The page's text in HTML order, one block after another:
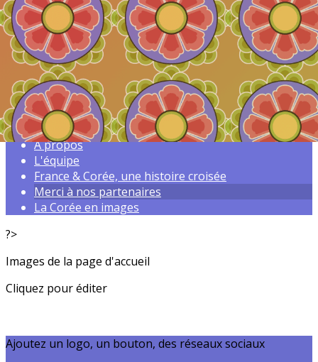
Exporter les lignes sélectionnées
Exporter toutes les colonnes
Exporter uniquement les colonnes affichées
Menu
<
>
À propos
L'équipe
France & Corée, une histoire croisée
Merci à nos partenaires
La Corée en images
?>
Images de la page d'accueil
Cliquez pour éditer
Ajoutez un logo, un bouton, des réseaux sociaux